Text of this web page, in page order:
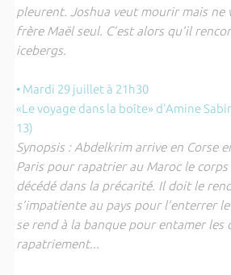
pleurent. Joshua veut mourir mais ne
frère Maël seul. C’est alors qu’il
icebergs.
• Mardi 29 juilletà 21h30
«Le voyage dans la boîte» d'Amine Sabir
13)
Synopsis : Abdelkrim arrive en Corse
Paris pour rapatrier au Maroc le corps
décédé dans la précarité. Il doit le
s’impatiente au pays pour l’enterrer
se rend à la banque pour entamer les
rapatriement...